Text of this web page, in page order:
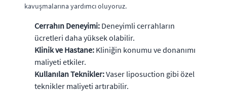
kavuşmalarına yardımcı oluyoruz.
Cerrahın Deneyimi: Deneyimli cerrahların
ücretleri daha yüksek olabilir.
Klinik ve Hastane: Kliniğin konumu ve donanımı
maliyeti etkiler.
Kullanılan Teknikler:Vaser liposuction gibi özel
teknikler maliyeti artırabilir.